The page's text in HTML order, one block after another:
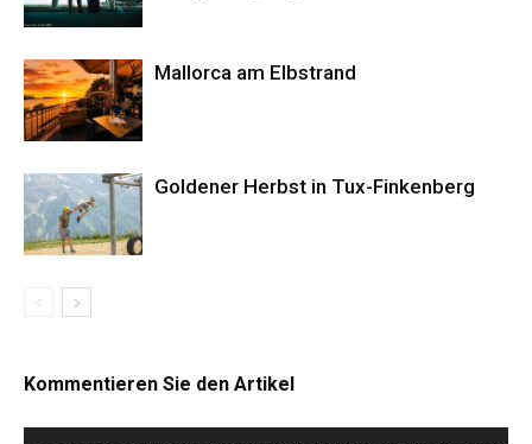
Mallorca am Elbstrand
Goldener Herbst in Tux-Finkenberg
Kommentieren Sie den Artikel